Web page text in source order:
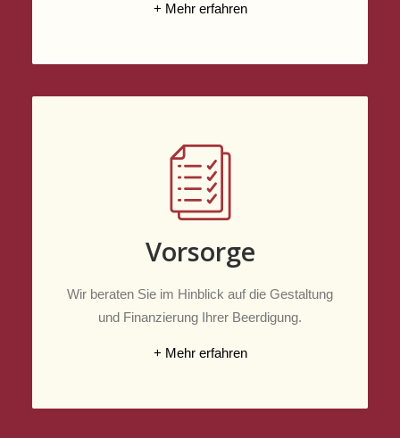
+ Mehr erfahren
Vorsorge
Wir beraten Sie im Hinblick auf die Gestaltung
und Finanzierung Ihrer Beerdigung.
+ Mehr erfahren